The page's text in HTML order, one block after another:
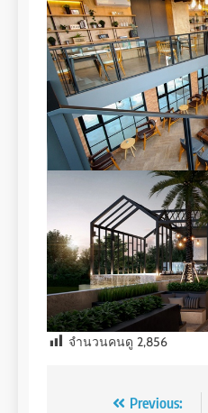
จำนวนคนดู 2,856
Previous: